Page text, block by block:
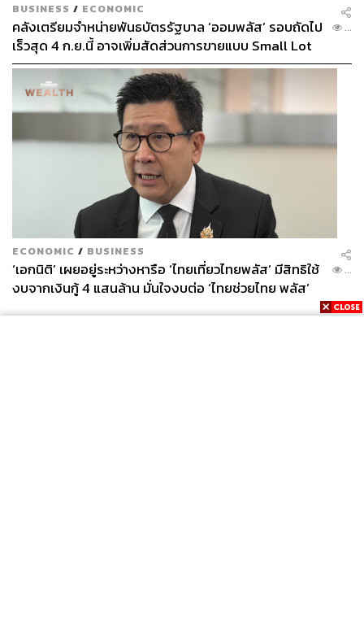
BUSINESS / ECONOMIC
คลังเตรียมจำหน่ายพันธบัตรรัฐบาล ‘ออมพลัส’ รอบถัดไป
เร็วสุด 4 ก.ย.นี้ อาจเพิ่มสัดส่วนการขายแบบ Small Lot
First มากขึ้น
...
ECONOMIC / BUSINESS
‘เอกนิติ’ เผยอยู่ระหว่างหารือ ‘ไทยเที่ยวไทยพลัส’ มีสิทธิใช้
งบจากเงินกู้ 4 แสนล้าน มั่นใจงบต่อ ‘ไทยช่วยไทย พลัส’
...